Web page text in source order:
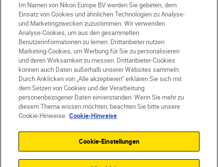
CH Nikon Sites
Kontaktieren Sie uns
Datenschutzhinweis
Nutzungsbedingungen
Geschäftsbedingungen des Nikon Stores
Cookie-Hinweise
Barrierefreiheit
Cookie-Einstellungen
© 2026 Nikon
SKIP
Im Namen von Nikon Europe BV werden Sie gebeten, dem
Einsatz von Cookies und ähnlichen Technologien zu Analyse-
und Marketingzwecken zuzustimmen. Wir verwenden
Analyse-Cookies, um aus den gesammelten
Benutzerinformationen zu lernen. Drittanbieter nutzen
Marketing-Cookies, um Werbung für Sie zu personalisieren
und deren Wirksamkeit zu messen. Drittanbieter-Cookies
können auch Daten außerhalb unserer Websites sammeln.
Durch Anklicken von „Alle akzeptieren“ erklären Sie sich mit
dem Setzen von Cookies und der Verarbeitung
personenbezogener Daten einverstanden. Wenn Sie mehr zu
diesem Thema wissen möchten, beachten Sie bitte unsere
Cookie-Hinweise. Cookie-Hinweise
Cookie-Einstellungen